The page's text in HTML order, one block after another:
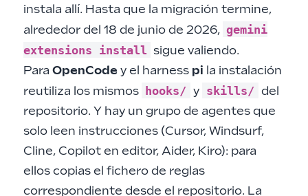
instala allí. Hasta que la migración termine,
alrededor del 18 de junio de 2026, gemini
extensions install sigue valiendo.
Para OpenCodey el harness pi la instalación
reutiliza los mismos hooks/ y skills/ del
repositorio. Y hay un grupo de agentes que
solo leen instrucciones (Cursor, Windsurf,
Cline, Copilot en editor, Aider, Kiro): para
ellos copias el fichero de reglas
correspondiente desde el repositorio. La